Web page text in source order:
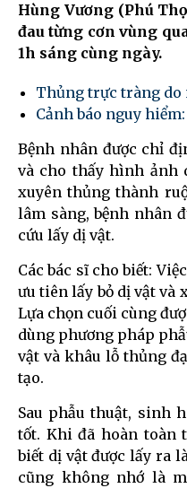
Hùng Vương (Phú
đau từng cơn vùng
1h sáng cùng ngày.
Thủng trực tràng do
Cảnh báo nguy
Bệnh nhân được chỉ
và cho thấy hình ảnh
xuyên thủng thành
lâm sàng, bệnh nhân
cứu lấy dị vật.
Các bác sĩ cho biết:
ưu tiên lấy bỏ dị vật và
Lựa chọn cuối cùng
dùng phương pháp
vật và khâu lỗ thủng
tạo.
Sau phẫu thuật, sinh
tốt. Khi đã hoàn toàn
biết dị vật được lấy ra
cũng không nhớ là